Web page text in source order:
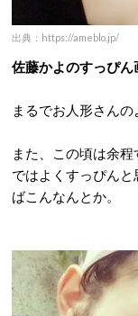
出典：https://ameblo.jp/
佐藤かよのすっぴ
まるでお人形さん
また、この頃は余
ではよくすっぴんと
ばこんなんとか。